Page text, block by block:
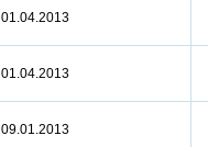
01.04.2013
01.04.2013
09.01.2013